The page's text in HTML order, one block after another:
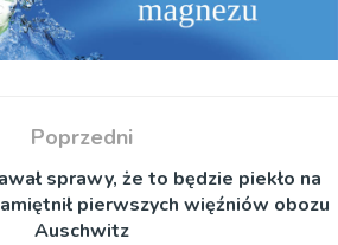
Poprzedni
sprawy, że to będzie piekło na
pierwszych więźniów obozu
Auschwitz